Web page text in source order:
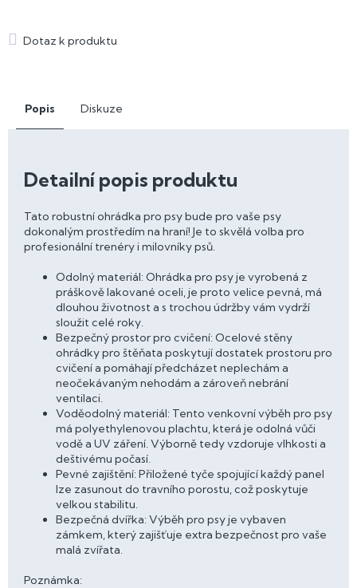
Popis Diskuze
Detailní popis produktu
Tato robustní ohrádka pro psy bude pro vaše psy
dokonalým prostředím na hraní! Je to skvělá volba pro
profesionální trenéry i milovníky psů.
Odolný materiál: Ohrádka pro psy je vyrobená z
práškově lakované oceli, je proto velice pevná, má
dlouhou životnost a s trochou údržby vám vydrží
sloužit celé roky.
Bezpečný prostor pro cvičení: Ocelové stěny
ohrádky pro štěňata poskytují dostatek prostoru pro
cvičení a pomáhají předcházet neplechám a
neočekávaným nehodám a zároveň nebrání
ventilaci.
Voděodolný materiál: Tento venkovní výběh pro psy
má polyethylenovou plachtu, která je odolná vůči
vodě a UV záření. Výborně tedy vzdoruje vlhkosti a
deštivému počasí.
Pevné zajištění: Přiložené tyče spojující každý panel
lze zasunout do travního porostu, což poskytuje
velkou stabilitu.
Bezpečná dvířka: Výběh pro psy je vybaven
zámkem, který zajišťuje extra bezpečnost pro vaše
malá zvířata.
Poznámka: